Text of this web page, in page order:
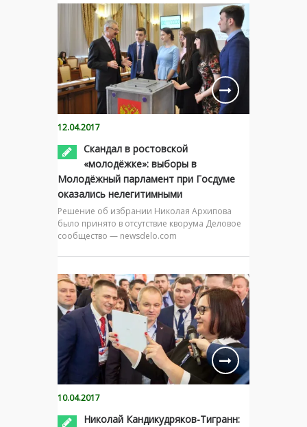
12.04.2017
Скандал в ростовской
«молодёжке»: выборы в
Молодёжный парламент при Госдуме
оказались нелегитимными
Решение об избрании Николая Архипова
было принято в отсутствие кворума Деловое
сообщество — newsdelo.com
10.04.2017
Николай Кандикудряков-Тигранн: